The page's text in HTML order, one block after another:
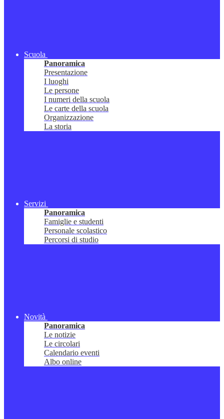
Scuola
Panoramica
Presentazione
I luoghi
Le persone
I numeri della scuola
Le carte della scuola
Organizzazione
La storia
Servizi
Panoramica
Famiglie e studenti
Personale scolastico
Percorsi di studio
Novità
Panoramica
Le notizie
Le circolari
Calendario eventi
Albo online